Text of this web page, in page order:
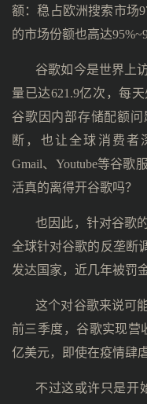
额：稳占欧洲搜索市场
的市场份额也高达
谷歌如今是世界上
量已达621.9亿次，每
谷歌因内部存储配额
断，也让全球消费者
Gmail、Youtube等谷歌
活真的离得开谷歌吗？
也因此，针对谷歌
全球针对谷歌的反垄断
发达国家，近几年被罚
这个对谷歌来说可
前三季度，谷歌实现营
亿美元，即使在疫情肆
不过这或许只是开